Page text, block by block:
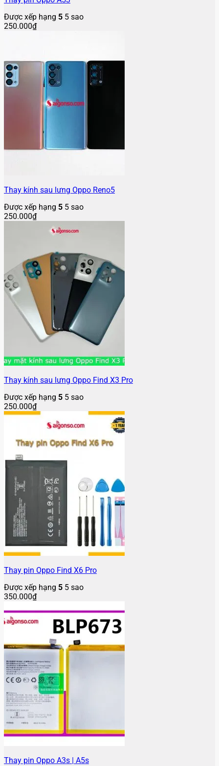
Được xếp hạng 5 5 sao
250.000₫
Thay kính sau lưng Oppo Reno5
Được xếp hạng 5 5 sao
250.000₫
Thay kính sau lưng Oppo Find X3 Pro
Được xếp hạng 5 5 sao
250.000₫
Thay pin Oppo Find X6 Pro
Được xếp hạng 5 5 sao
350.000₫
Thay pin Oppo A3s | A5s